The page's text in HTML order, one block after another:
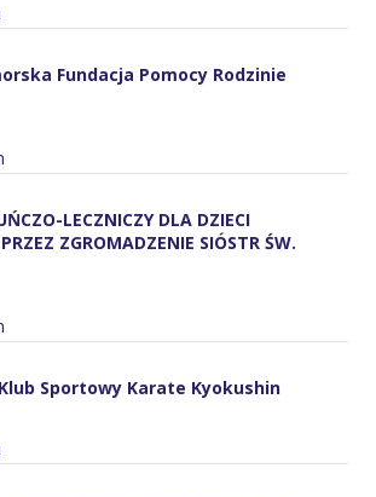
Fundacja Pomocy Rodzinie
LECZNICZY DLA DZIECI
ZGROMADZENIE SIÓSTR ŚW.
Sportowy Karate Kyokushin